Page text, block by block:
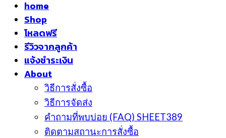
home
Shop
โหลดฟรี
รีวิวจากลูกค้า
แจ้งชำระเงิน
About
วิธีการสั่งซื้อ
วิธีการจัดส่ง
คำถามที่พบบ่อย (FAQ) SHEET389
ติดตามสถานะการสั่งซื้อ